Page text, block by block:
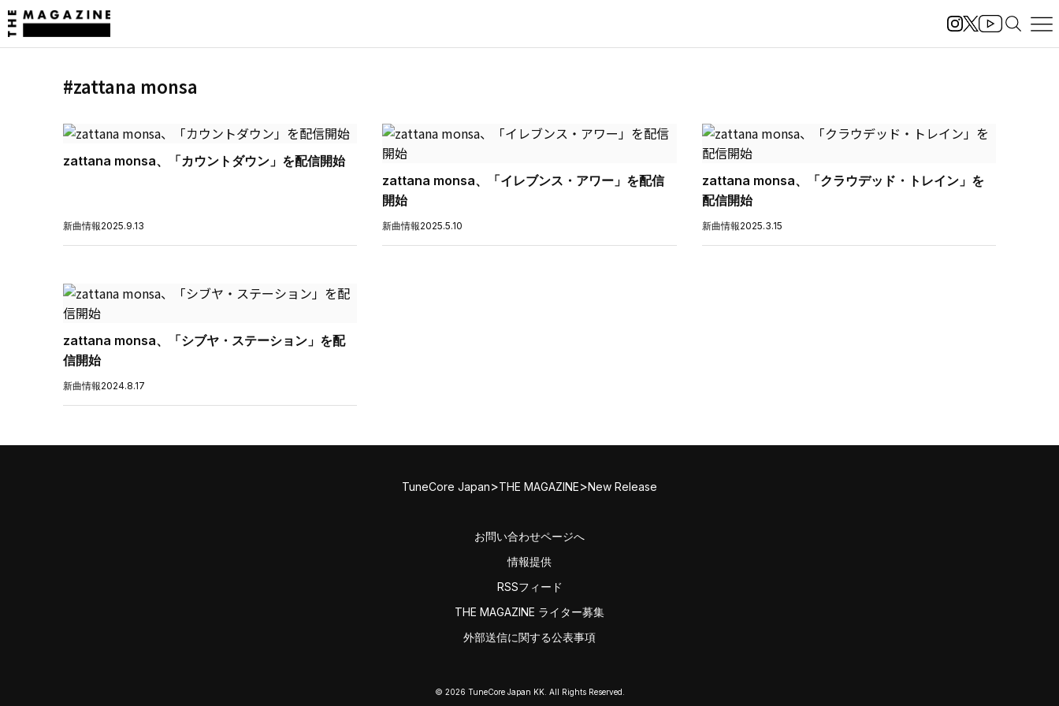
#zattana monsa
zattana monsa、「カウントダウン」を配信開始
新曲情報2025.9.13
zattana monsa、「イレブンス・アワー」を配信
開始
新曲情報2025.5.10
zattana monsa、「クラウデッド・トレイン」を
配信開始
新曲情報2025.3.15
zattana monsa、「シブヤ・ステーション」を配
信開始
新曲情報2024.8.17
TuneCore Japan>THE MAGAZINE>New Release
お問い合わせページへ
情報提供
RSSフィード
THE MAGAZINE ライター募集
外部送信に関する公表事項
© 2026 TuneCore Japan KK. All Rights Reserved.